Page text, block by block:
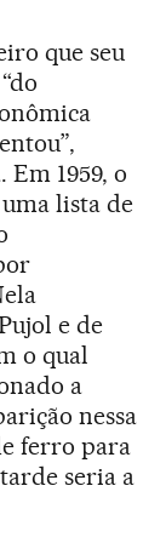
que seu
1959, o
lista de
e de
o qual
a
nessa
ferro para
seria a